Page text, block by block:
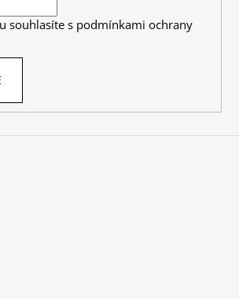
souhlasíte s podmínkami ochrany